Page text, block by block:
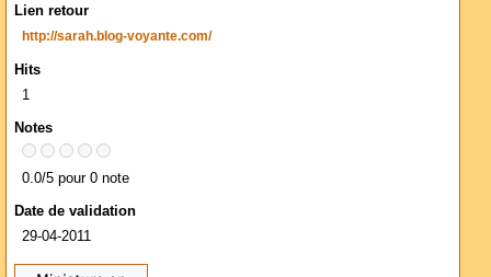
Lien retour
http://sarah.blog-voyante.com/
Hits
1
Notes
0.0/5 pour 0 note
Date de validation
29-04-2011